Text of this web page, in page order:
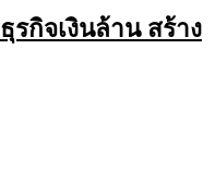
รกิจเงินล้าน สร้าง